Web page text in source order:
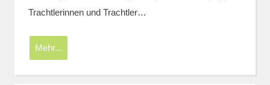
Trachtlerinnen und Trachtler…
Mehr...